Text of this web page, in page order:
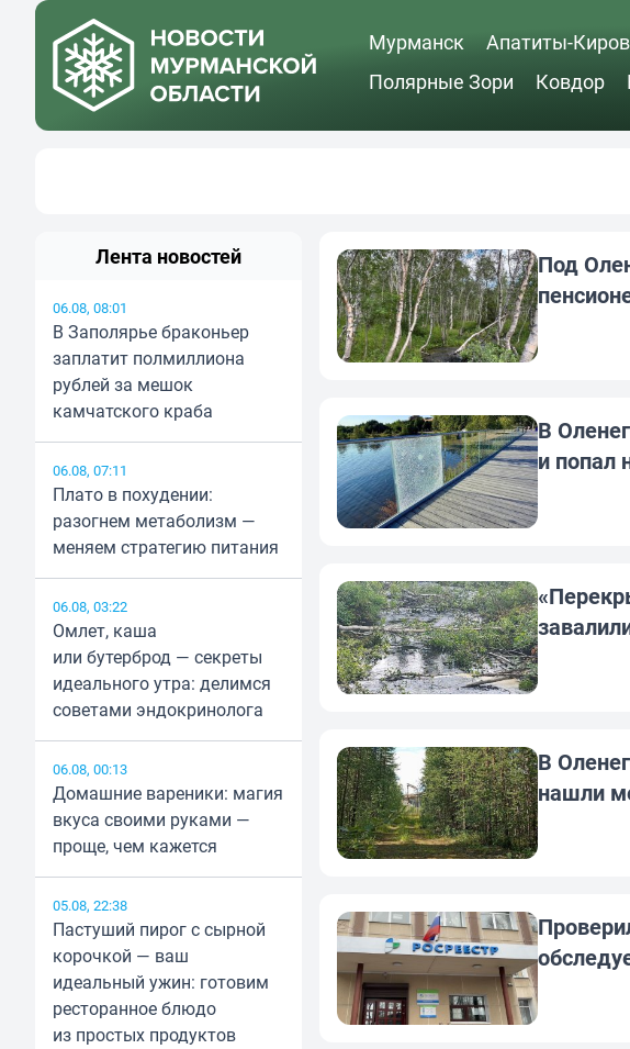
Мурманск Апатиты-
Полярные Зори
Ковдор
Лента новостей
06.08, 08:01
В Заполярье браконьер
заплатит полмиллиона
рублей за мешок
камчатского краба
06.08, 07:11
Плато в похудении:
разогнем метаболизм —
меняем стратегию питания
06.08, 03:22
Омлет, каша
или бутерброд — секреты
идеального утра: делимся
советами эндокринолога
06.08, 00:13
Домашние вареники: магия
вкуса своими руками —
проще, чем кажется
05.08, 22:38
Пастуший пирог с сырной
корочкой — ваш
идеальный ужин: готовим
ресторанное блюдо
из простых продуктов
Под
В
и попал
В
нашли